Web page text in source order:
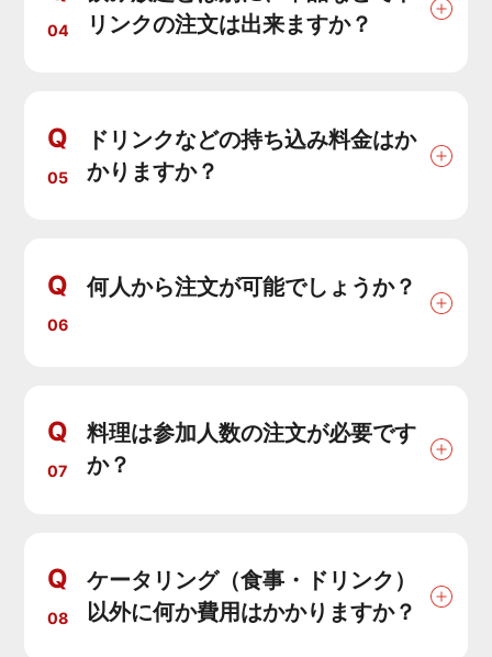
04
リンクの注文は出来ますか？
Q
05
ドリンクなどの持ち込み料金はか
かりますか？
Q
06
何人から注文が可能でしょうか？
Q
07
料理は参加人数の注文が必要です
か？
Q
08
ケータリング（食事・ドリンク）
以外に何か費用はかかりますか？